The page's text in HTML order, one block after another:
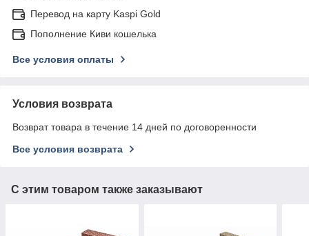
Перевод на карту Kaspi Gold
Пополнение Киви кошелька
Все условия оплаты
Условия возврата
Возврат товара в течение 14 дней по договоренности
Все условия возврата
С этим товаром также заказывают